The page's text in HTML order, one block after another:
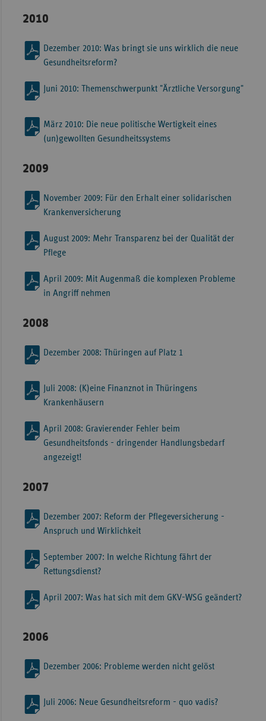
2010
Dezember 2010: Was bringt sie uns wirklich die neue
Gesundheitsreform?
Juni 2010: Themenschwerpunkt "Ärztliche Versorgung"
März 2010: Die neue politische Wertigkeit eines
(un)gewollten Gesundheitssystems
2009
November 2009: Für den Erhalt einer solidarischen
Krankenversicherung
August 2009: Mehr Transparenz bei der Qualität der
Pflege
April 2009: Mit Augenmaß die komplexen Probleme
in Angriff nehmen
2008
Dezember 2008: Thüringen auf Platz 1
Juli 2008: (K)eine Finanznot in Thüringens
Krankenhäusern
April 2008: Gravierender Fehler beim
Gesundheitsfonds - dringender Handlungsbedarf
angezeigt!
2007
Dezember 2007: Reform der Pflegeversicherung -
Anspruch und Wirklichkeit
September 2007: In welche Richtung fährt der
Rettungsdienst?
April 2007: Was hat sich mit dem GKV-WSG geändert?
2006
Dezember 2006: Probleme werden nicht gelöst
Juli 2006: Neue Gesundheitsreform - quo vadis?